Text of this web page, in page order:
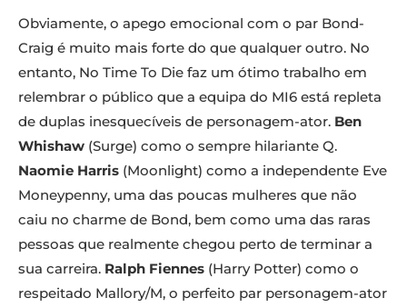
Obviamente, o apego emocional com o par Bond-
Craig é muito mais forte do que qualquer outro. No
entanto, No Time To Die faz um ótimo trabalho em
relembrar o público que a equipa do MI6 está repleta
de duplas inesquecíveis de personagem-ator. Ben
Whishaw (Surge) como o sempre hilariante Q.
Naomie Harris (Moonlight) como a independente Eve
Moneypenny, uma das poucas mulheres que não
caiu no charme de Bond, bem como uma das raras
pessoas que realmente chegou perto de terminar a
sua carreira. Ralph Fiennes (Harry Potter) como o
respeitado Mallory/M, o perfeito par personagem-ator